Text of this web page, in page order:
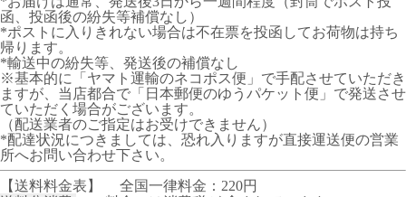
函、投函後の紛失等補償なし）
*ポストに入りきれない場合は不在票を投函してお荷物は持ち
帰ります。
*輸送中の紛失等、発送後の補償なし
※基本的に「ヤマト運輸のネコポス便」で手配させていただき
ますが、当店都合で「日本郵便のゆうパケット便」で発送させ
ていただく場合がございます。
（配送業者のご指定はお受けできません）
*配達状況につきましては、恐れ入りますが直接運送便の営業
所へお問い合わせ下さい。
【送料料金表】
全国一律料金：220円